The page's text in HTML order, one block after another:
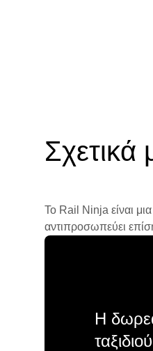
Το Rail Ninja είναι
αντιπροσωπεύει
Η